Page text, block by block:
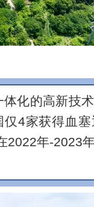
化的高新技
4家获得血
年-2023